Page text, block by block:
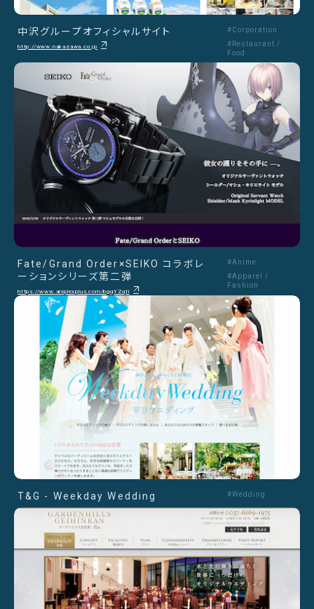
中沢グループオフィシャルサイト
http://www.nakazawa.co.jp
#Corporation
#Restaurant /
Food
Fate/Grand Order×SEIKO コラボレ
ーションシリーズ第二弾
https://www.aniplexplus.com/bgqYZqti
#Anime
#Apparel /
Fashion
T&G - Weekday Wedding #Wedding